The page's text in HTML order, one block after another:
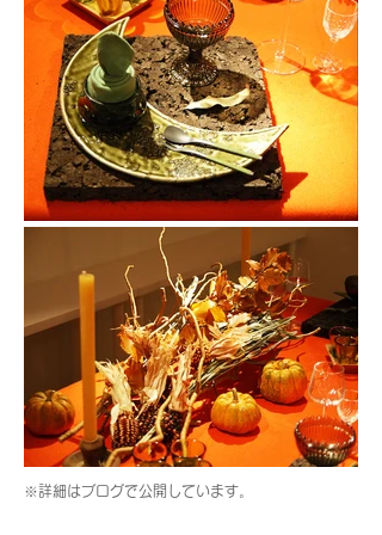
※詳細はブログで公開しています。